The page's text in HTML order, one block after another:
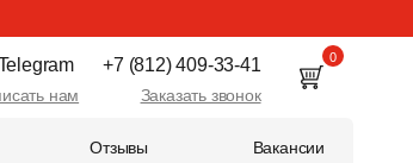
нам
+7 (812) 409-33-41
Заказать звонок
0
Отзывы Вакансии